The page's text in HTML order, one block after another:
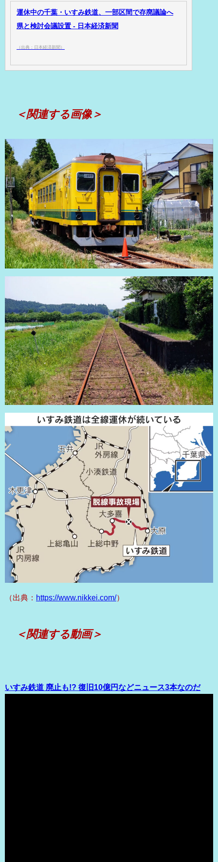
運休中の千葉・いすみ鉄道、一部区間で存廃議論へ
県と検討会議設置 - 日本経済新聞
（出典：日本経済新聞）
＜関連する画像＞
（出典： https://www.nikkei.com/）
＜関連する動画＞
いすみ鉄道 廃止も!? 復旧10億円などニュース3本なのだ